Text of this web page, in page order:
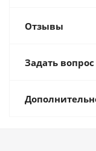
Отзывы
Задать вопрос